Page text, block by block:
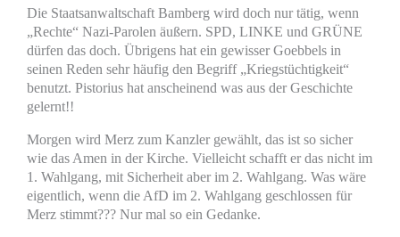
Die Staatsanwaltschaft Bamberg wird doch nur tätig, wenn
„Rechte“ Nazi-Parolen äußern. SPD, LINKE und GRÜNE
dürfen das doch. Übrigens hat ein gewisser Goebbels in
seinen Reden sehr häufig den Begriff „Kriegstüchtigkeit“
benutzt. Pistorius hat anscheinend was aus der Geschichte
gelernt!!
Morgen wird Merz zum Kanzler gewählt, das ist so sicher
wie das Amen in der Kirche. Vielleicht schafft er das nicht im
1. Wahlgang, mit Sicherheit aber im 2. Wahlgang. Was wäre
eigentlich, wenn die AfD im 2. Wahlgang geschlossen für
Merz stimmt??? Nur mal so ein Gedanke.